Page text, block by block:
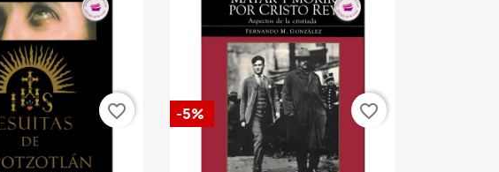
favorite_border -5% favorite_border